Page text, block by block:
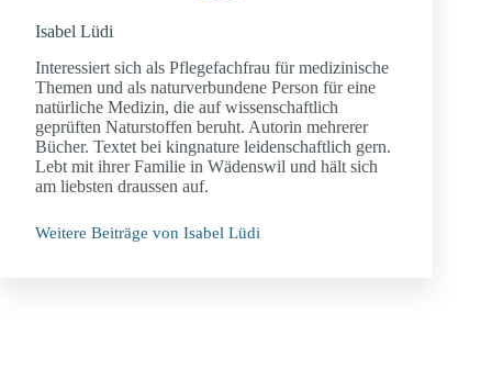
Isabel Lüdi
Interessiert sich als Pflegefachfrau für medizinische
Themen und als naturverbundene Person für eine
natürliche Medizin, die auf wissenschaftlich
geprüften Naturstoffen beruht. Autorin mehrerer
Bücher. Textet bei kingnature leidenschaftlich gern.
Lebt mit ihrer Familie in Wädenswil und hält sich
am liebsten draussen auf.
Weitere Beiträge von Isabel Lüdi